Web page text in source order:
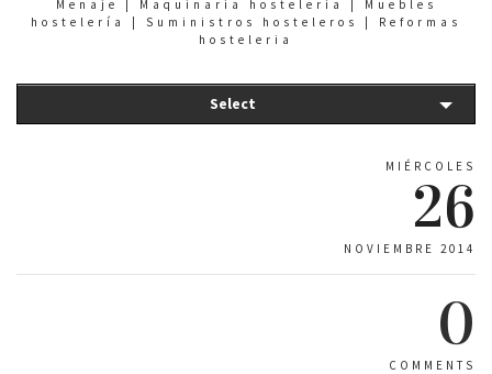
Menaje | Maquinaria hostelería | Muebles
hostelería | Suministros hosteleros | Reformas
hosteleria
Select
MIÉRCOLES
26
NOVIEMBRE 2014
0
COMMENTS